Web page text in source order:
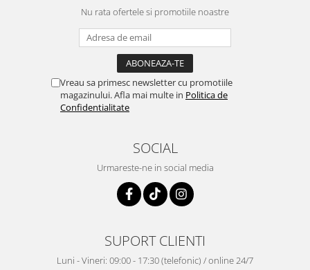
Nu rata ofertele si promotiile noastre
Vreau sa primesc newsletter cu promotiile
magazinului. Afla mai multe in Politica de
Confidentialitate
SOCIAL
Urmareste-ne in social media
SUPORT CLIENTI
Luni - Vineri: 09:00 - 17:30 (telefonic) / online 24/7